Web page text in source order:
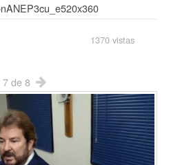
1370 vistas
7 de 8